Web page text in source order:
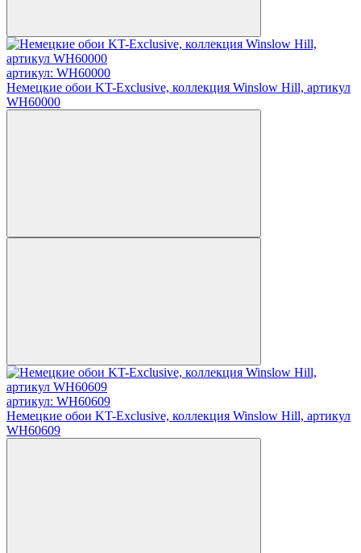
артикул: WH60000
Немецкие обои KT-Exclusive, коллекция Winslow Hill, артикул
WH60000
артикул: WH60609
Немецкие обои KT-Exclusive, коллекция Winslow Hill, артикул
WH60609